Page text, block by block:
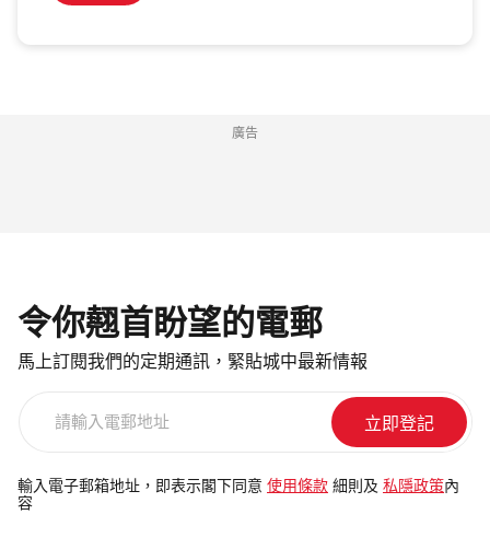
廣告
令你翹首盼望的電郵
馬上訂閱我們的定期通訊，緊貼城中最新情報
電
郵
輸入電子郵箱地址，即表示閣下同意 使用條款 細則及 私隱政策 內
容